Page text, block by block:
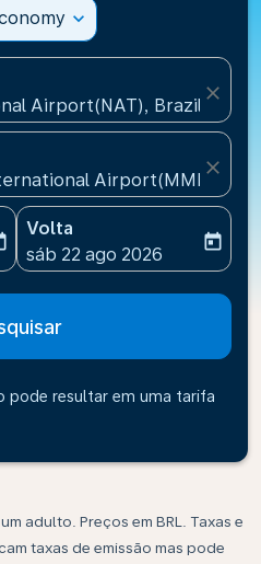
expand_more
Airport(NAT), Brazil
close
Airport(MME),
close
date-aria-label
Volta
fc-booking-return-date-
sáb 22 ago 2026
today
pode resultar em uma tarifa
adulto. Preços em BRL. Taxas e
taxas de emissão mas pode